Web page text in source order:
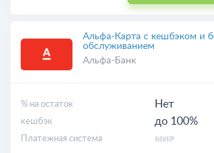
Альфа-Карта с кешбэком и
обслуживанием
Альфа-Банк
% на остаток Нет
кешбэк до 100%
Платежная система